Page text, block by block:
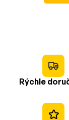
Rýchle